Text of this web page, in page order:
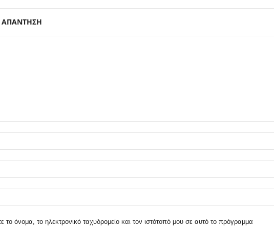
ΑΠΑΝΤΗΣΗ
το όνομα, το ηλεκτρονικό ταχυδρομείο και τον ιστότοπό μου σε αυτό το πρόγραμμα